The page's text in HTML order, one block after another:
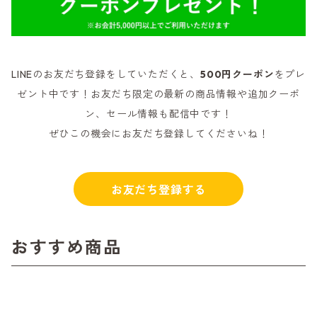
LINEのお友だち登録をしていただくと、500円クーポンをプレ
ゼント中です！お友だち限定の最新の商品情報や追加クーポ
ン、セール情報も配信中です！
ぜひこの機会にお友だち登録してくださいね！
お友だち登録する
おすすめ商品